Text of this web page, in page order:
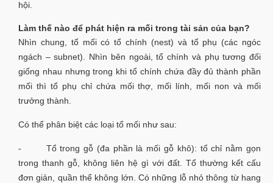
hội.
Làm thế nào để phát hiện ra mối trong tài sản của bạn?
Nhìn chung, tổ mối có tổ chính (nest) và tổ phụ (các ngóc
ngách – subnet). Nhìn bên ngoài, tổ chính và phụ tương đối
giống nhau nhưng trong khi tổ chính chứa đầy đủ thành phần
mối thì tổ phụ chỉ chứa mối thợ, mối lính, mối non và mối
trưởng thành.
Có thể phân biệt các loại tổ mối như sau:
- Tổ trong gỗ (đa phần là mối gỗ khô): tổ chỉ nằm gọn
trong thanh gỗ, không liên hệ gì với đất. Tổ thường kết cấu
đơn giản, quần thể không lớn. Có những lỗ nhỏ thông từ hang